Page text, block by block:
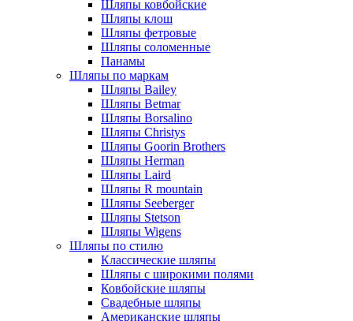
Шляпы ковбойские
Шляпы клош
Шляпы фетровые
Шляпы соломенные
Панамы
Шляпы по маркам
Шляпы Bailey
Шляпы Betmar
Шляпы Borsalino
Шляпы Christys
Шляпы Goorin Brothers
Шляпы Herman
Шляпы Laird
Шляпы R mountain
Шляпы Seeberger
Шляпы Stetson
Шляпы Wigens
Шляпы по стилю
Классические шляпы
Шляпы с широкими полями
Ковбойские шляпы
Свадебные шляпы
Американские шляпы